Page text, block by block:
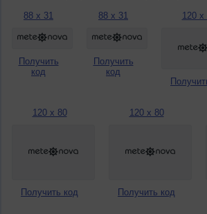
88 x 31
Получить
код
88 x 31
Получить
код
120 x
120 x 80
Получить код
120 x 80
Получить код